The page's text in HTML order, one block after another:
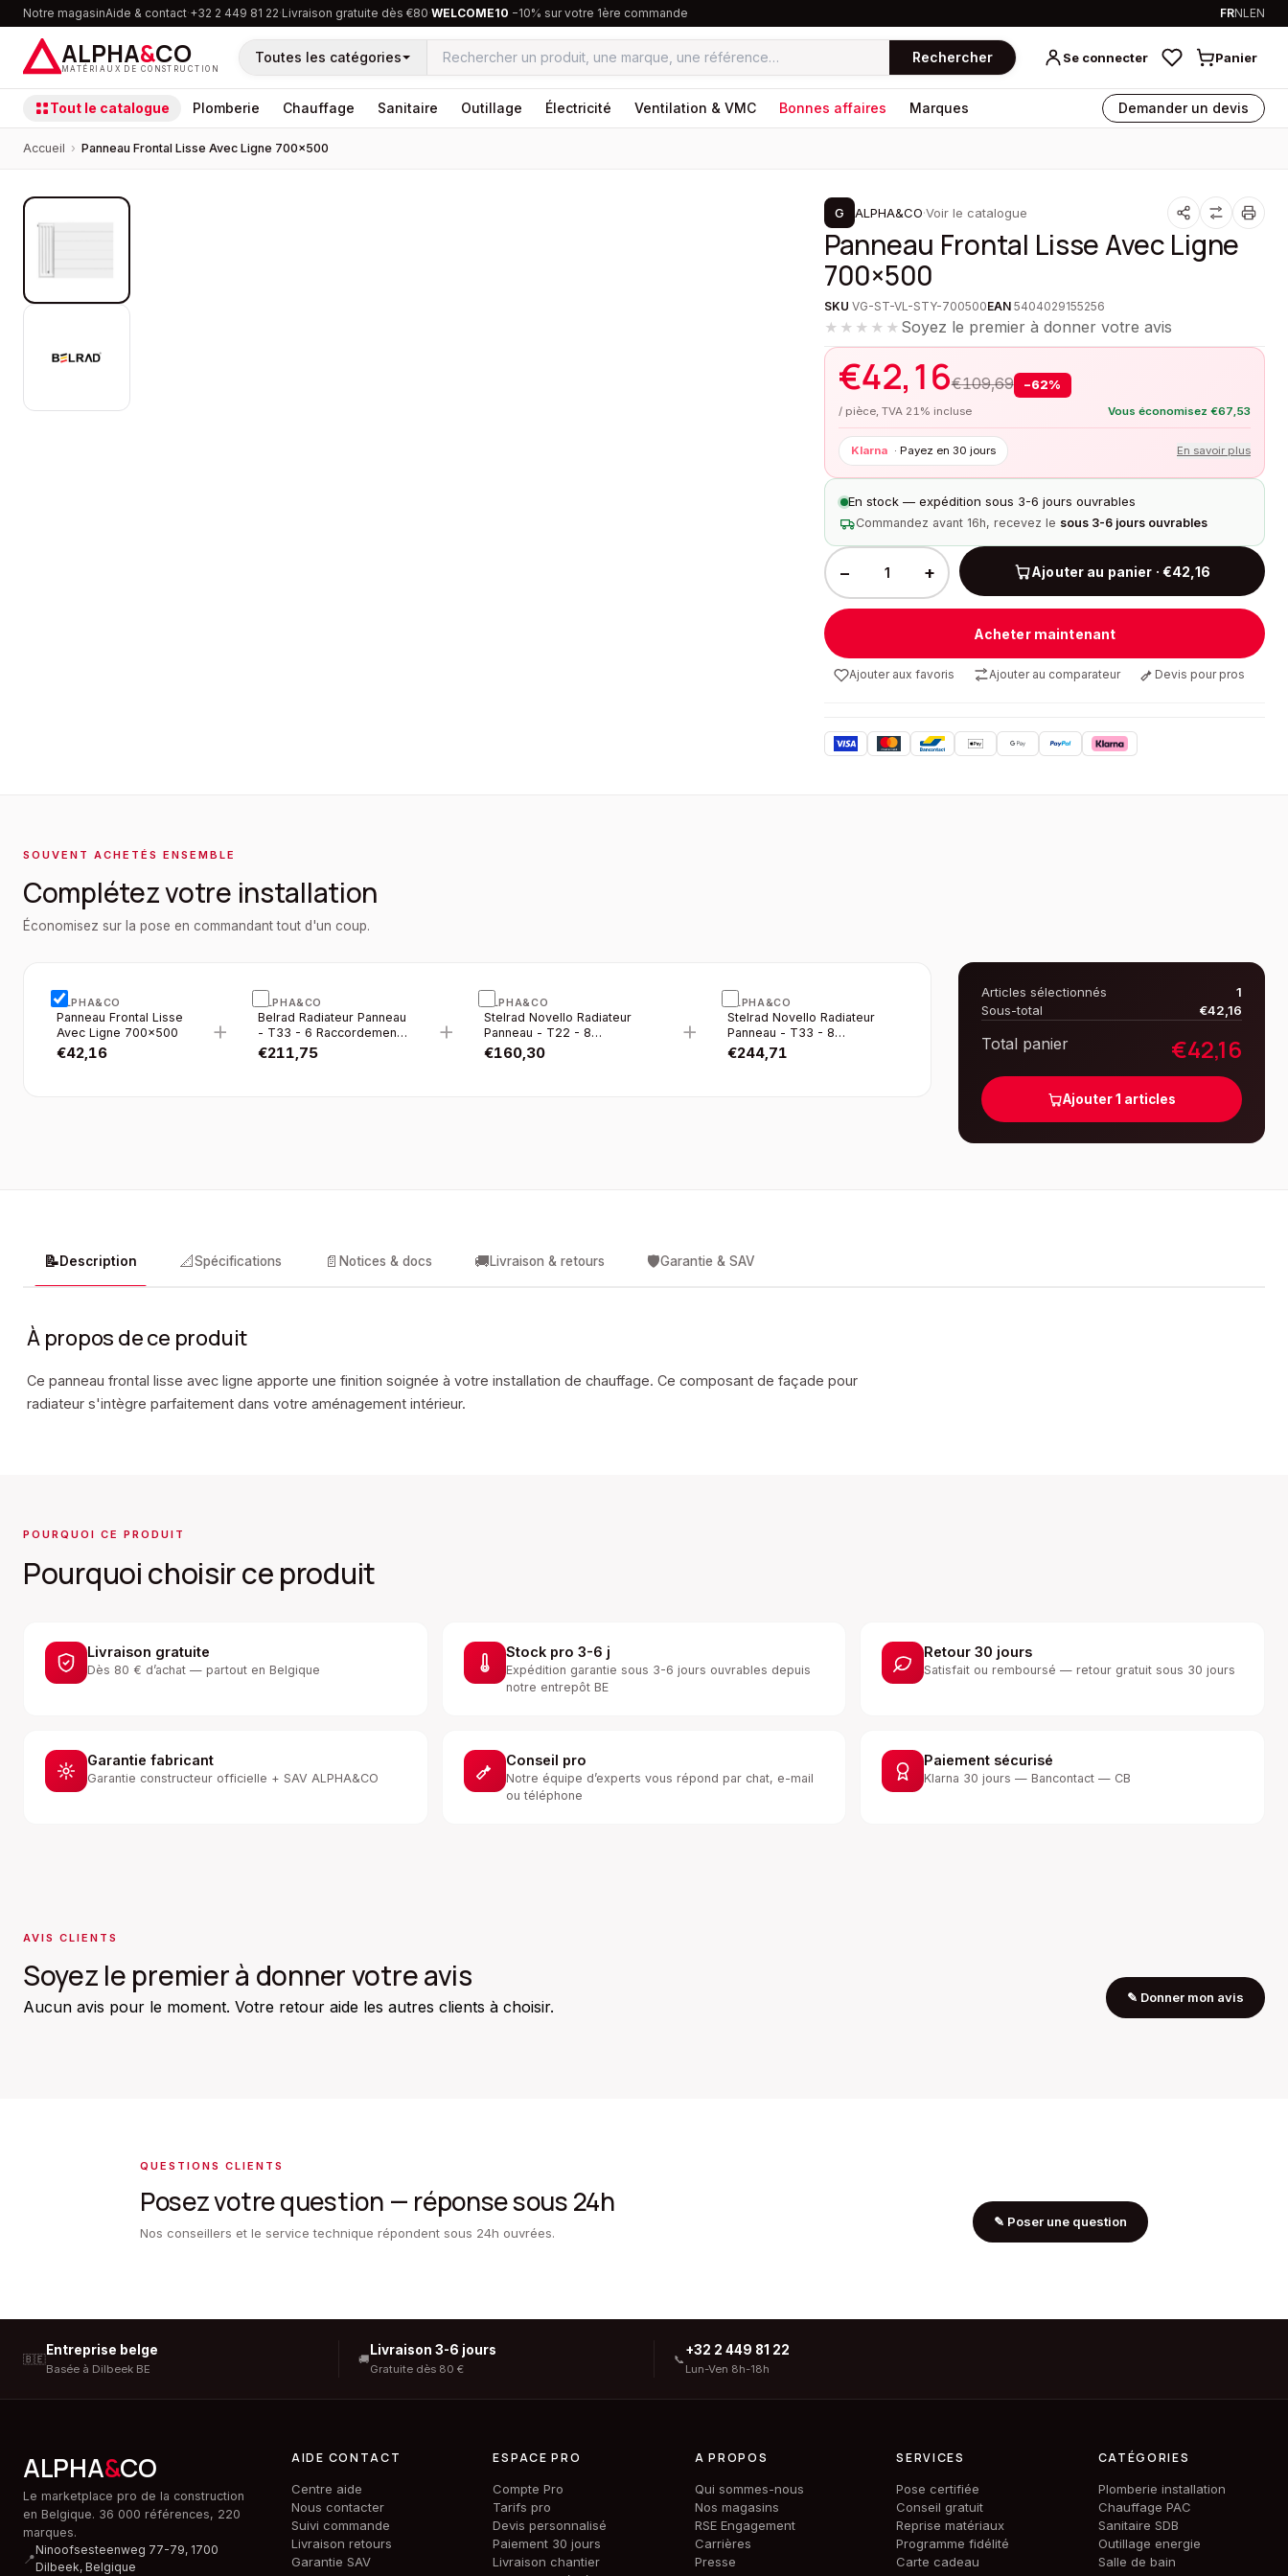
Notre magasinAide & contact·+32 2 449 81 22·Livraison gratuite dès €80·WELCOME10 −10% sur votre 1ère commande FRNLEN
ALPHA&CO
MATÉRIAUX DE CONSTRUCTION
Toutes les catégories Rechercher Se connecter Panier
Tout le catalogue Plomberie Chauffage Sanitaire Outillage Électricité Ventilation & VMC Bonnes affaires Marques Demander un devis
Accueil › Panneau Frontal Lisse Avec Ligne 700×500
G ALPHA&CO·Voir le catalogue
Panneau Frontal Lisse Avec Ligne
700×500
SKU VG-ST-VL-STY-700500EAN 5404029155256
★★★★★ Soyez le premier à donner votre avis
€42,16€109,69 −62%
/ pièce, TVA 21% incluse Vous économisez €67,53
Klarna · Payez en 30 jours En savoir plus
En stock — expédition sous 3-6 jours ouvrables
Commandez avant 16h, recevez le sous 3-6 jours ouvrables
− + Ajouter au panier · €42,16
Acheter maintenant
Ajouter aux favoris Ajouter au comparateur Devis pour pros
SOUVENT ACHETÉS ENSEMBLE
Complétez votre installation
Économisez sur la pose en commandant tout d'un coup.
ALPHA&CO
Panneau Frontal Lisse
Avec Ligne 700×500
€42,16
+
ALPHA&CO
Belrad Radiateur Panneau
- T33 - 6 Raccordements
- 700×500MM - 1356W -
Blanc Brillant
€211,75
+
ALPHA&CO
Stelrad Novello Radiateur
Panneau - T22 - 8
Raccordements -
700×500MM - 981W - Blanc
€160,30
+
ALPHA&CO
Stelrad Novello Radiateur
Panneau - T33 - 8
Raccordements -
700×500MM - 1356W -
€244,71
Articles sélectionnés
1
Sous-total
€42,16
Total panier €42,16
Ajouter1 articles
📝Description 📐Spécifications 📄 Notices & docs 🚚Livraison & retours 🛡️Garantie & SAV
À propos de ce produit
Ce panneau frontal lisse avec ligne apporte une finition soignée à votre installation de chauffage. Ce composant de façade pour
radiateur s'intègre parfaitement dans votre aménagement intérieur.
POURQUOI CE PRODUIT
Pourquoi choisir ce produit
Livraison gratuite
Dès 80 € d’achat — partout en Belgique
Stock pro 3-6 j
Expédition garantie sous 3-6 jours ouvrables depuis
notre entrepôt BE
Retour 30 jours
Satisfait ou remboursé — retour gratuit sous 30 jours
Garantie fabricant
Garantie constructeur officielle + SAV ALPHA&CO
Conseil pro
Notre équipe d’experts vous répond par chat, e-mail
ou téléphone
Paiement sécurisé
Klarna 30 jours — Bancontact — CB
AVIS CLIENTS
Soyez le premier à donner votre avis
Aucun avis pour le moment. Votre retour aide les autres clients à choisir. ✎ Donner mon avis
QUESTIONS CLIENTS
Posez votre question — réponse sous 24h
Nos conseillers et le service technique répondent sous 24h ouvrées.
✎ Poser une question
🇧🇪
Entreprise belge
Basée à Dilbeek BE
🚚
Livraison 3-6 jours
Gratuite dès 80 €
📞
+32 2 449 81 22
Lun-Ven 8h-18h
ALPHA&CO
Le marketplace pro de la construction
en Belgique. 36 000 références, 220
marques.
📍
Ninoofsesteenweg 77-79, 1700
Dilbeek, Belgique
AIDE CONTACT
Centre aide
Nous contacter
Suivi commande
Livraison retours
Garantie SAV
ESPACE PRO
Compte Pro
Tarifs pro
Devis personnalisé
Paiement 30 jours
Livraison chantier
A PROPOS
Qui sommes-nous
Nos magasins
RSE Engagement
Carrières
Presse
SERVICES
Pose certifiée
Conseil gratuit
Reprise matériaux
Programme fidélité
Carte cadeau
CATÉGORIES
Plomberie installation
Chauffage PAC
Sanitaire SDB
Outillage energie
Salle de bain